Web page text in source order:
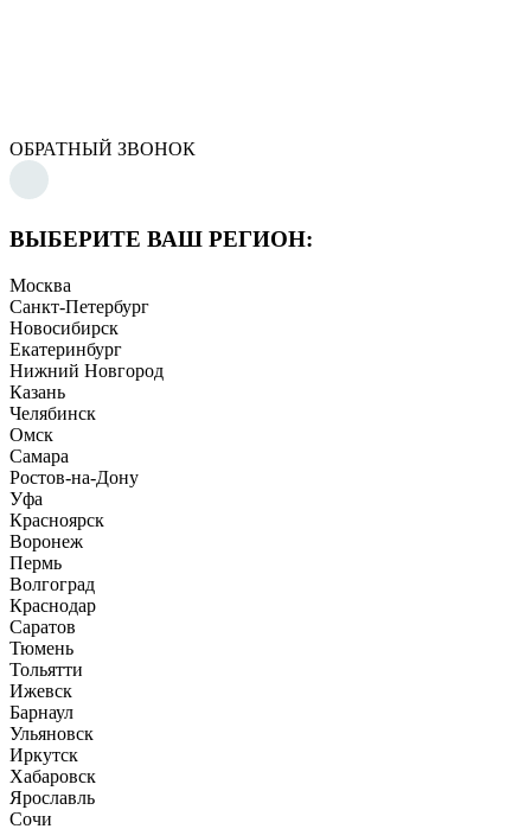
ОБРАТНЫЙ ЗВОНОК
ВЫБЕРИТЕ ВАШ РЕГИОН:
Москва
Санкт-Петербург
Новосибирск
Екатеринбург
Нижний Новгород
Казань
Челябинск
Омск
Самара
Ростов-на-Дону
Уфа
Красноярск
Воронеж
Пермь
Волгоград
Краснодар
Саратов
Тюмень
Тольятти
Ижевск
Барнаул
Ульяновск
Иркутск
Хабаровск
Ярославль
Сочи